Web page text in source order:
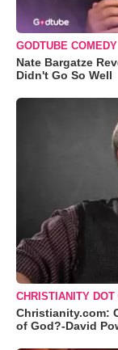
GODTUBE COMEDY
Nate Bargatze
Didn't Go So Well
CHRISTIANITY DOT
Christianity.com:
of God?-David